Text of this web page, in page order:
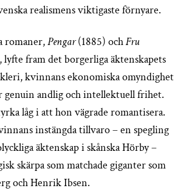
realismens viktigaste förnyare.
romaner,Pengar(1885) ochFru
lyfte fram det borgerliga äktenskapets
kvinnans ekonomiska omyndighet
genuin andlig och intellektuell frihet.
låg i att hon vägrade romantisera.
instängda tillvaro – en spegling
äktenskap i skånska Hörby –
skärpa som matchade giganter som
och Henrik Ibsen.